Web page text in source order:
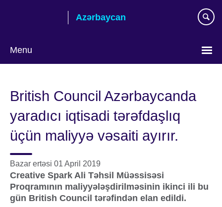
Azərbaycan
Menu
language
British Council Azərbaycanda
yaradıcı iqtisadi tərəfdaşlıq
üçün maliyyə vəsaiti ayırır.
Bazar ertəsi 01 April 2019
Creative Spark Ali Təhsil Müəssisəsi
Proqramının maliyyələşdirilməsinin ikinci ili bu
gün British Council tərəfindən elan edildi.